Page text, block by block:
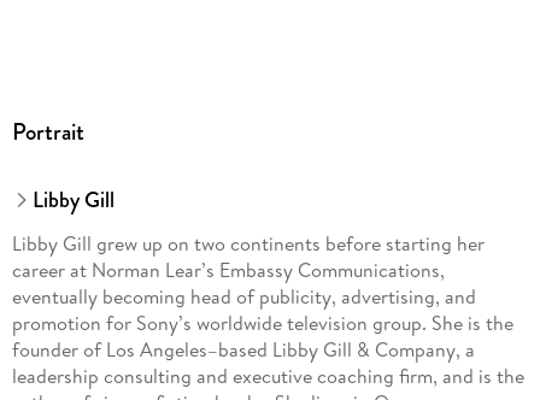
Portrait
Libby Gill
Libby Gill grew up on two continents before starting her
career at Norman Lear’s Embassy Communications,
eventually becoming head of publicity, advertising, and
promotion for Sony’s worldwide television group. She is the
founder of Los Angeles–based Libby Gill & Company, a
leadership consulting and executive coaching firm, and is the